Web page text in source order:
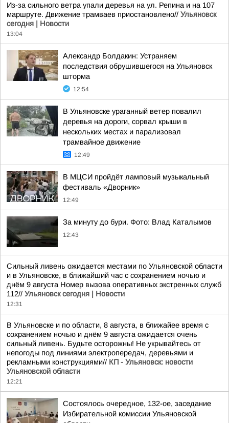
Из-за сильного ветра упали деревья на ул. Репина и на 107
маршруте. Движение трамваев приостановлено// Ульяновск
сегодня | Новости
13:04
Александр Болдакин: Устраняем
последствия обрушившегося на Ульяновск
шторма
12:54
В Ульяновске ураганный ветер повалил
деревья на дороги, сорвал крыши в
нескольких местах и парализовал
трамвайное движение
12:49
В МЦСИ пройдёт ламповый музыкальный
фестиваль «Дворник»
12:49
За минуту до бури. Фото: Влад Каталымов
12:43
Сильный ливень ожидается местами по Ульяновской области
и в Ульяновске, в ближайший час с сохранением ночью и
днём 9 августа Номер вызова оперативных экстренных служб
112// Ульяновск сегодня | Новости
12:31
В Ульяновске и по области, 8 августа, в ближайее время с
сохранением ночью и днём 9 августа ожидается очень
сильный ливень. Будьте осторожны! Не укрывайтесь от
непогоды под линиями электропередач, деревьями и
рекламными конструкциями// КП - Ульяновск: новости
Ульяновской области
12:21
Состоялось очередное, 132-ое, заседание
Избирательной комиссии Ульяновской